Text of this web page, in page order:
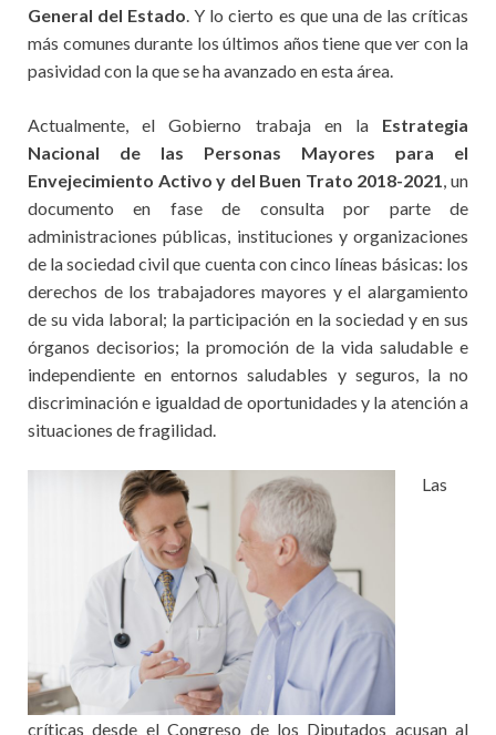
General del Estado. Y lo cierto es que una de las críticas
más comunes durante los últimos años tiene que ver con la
pasividad con la que se ha avanzado en esta área.
Actualmente, el Gobierno trabaja en la Estrategia
Nacional de las Personas Mayores para el
Envejecimiento Activo y del Buen Trato 2018-2021, un
documento en fase de consulta por parte de
administraciones públicas, instituciones y organizaciones
de la sociedad civil que cuenta con cinco líneas básicas: los
derechos de los trabajadores mayores y el alargamiento
de su vida laboral; la participación en la sociedad y en sus
órganos decisorios; la promoción de la vida saludable e
independiente en entornos saludables y seguros, la no
discriminación e igualdad de oportunidades y la atención a
situaciones de fragilidad.
Las
críticas desde el Congreso de los Diputados acusan al